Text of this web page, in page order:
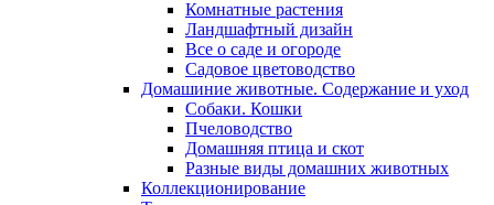
Комнатные растения
Ландшафтный дизайн
Все о саде и огороде
Садовое цветоводство
Домашиние животные. Содержание и уход
Собаки. Кошки
Пчеловодство
Домашняя птица и скот
Разные виды домашних животных
Коллекционирование